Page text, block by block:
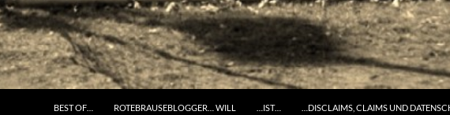
BEST OF…
ROTEBRAUSEBLOGGER… WILL …IST… …DISCLAIMS, CLAIMS UND